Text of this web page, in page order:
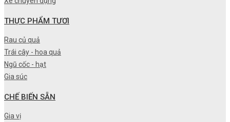
THỰC PHẨM TƯƠI
Rau củ quả
Trái cây - hoa quả
Ngũ cốc - hạt
Gia súc
CHẾ BIẾN SẴN
Gia vị